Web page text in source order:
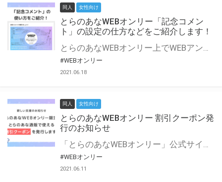
同人 女性向け
とらのあなWEBオンリー「記念コメン
ト」の設定の仕方などをご紹介します！
とらのあなWEBオンリー上でWEBアンソロジーが作成できる「記念コメント」について、その使い方や作成手順を解説します！ 支援タイプを「サークル参加型」「サークル参加型・マルシェ(イベント会場)機能付き」でお申し込みいただいている主催者様はぜひご活用ください♪ とらのあなWEBオンリーサイトはこちら
#WEBオンリー
2021.06.18
同人 女性向け
とらのあなWEBオンリー 割引クーポン発
行のお知らせ
「とらのあなWEBオンリー」公式サイトでとらのあな通販の「割引クーポン」を配布中！ イベントごとに開催当日限定で使える割引クーポンのシリアルコードを発行します。 とらのあなWEBオンリーのページをチェックして、イベント当日にお得にお買い物を楽しみましょう♪ ※本キャンペーンは予告なく終了する場合がございます。 とらのあなWEBオンリーサイトはこちら
#WEBオンリー
2021.06.11